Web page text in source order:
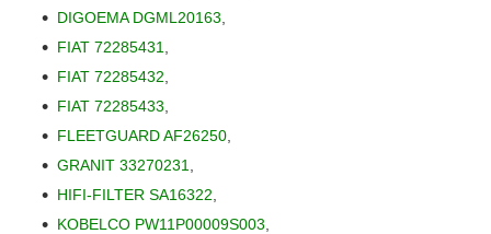
DIGOEMA DGML20163
FIAT 72285431
FIAT 72285432
FIAT 72285433
FLEETGUARD AF26250
GRANIT 33270231
HIFI-FILTER SA16322
KOBELCO PW11P00009S003